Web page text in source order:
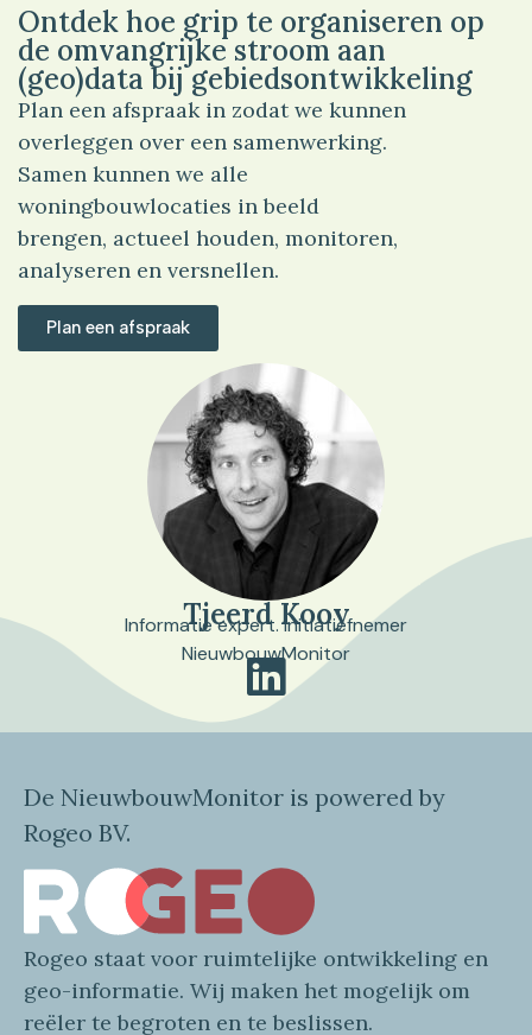
Ontdek hoe grip te organiseren op
de omvangrijke stroom aan
(geo)data bij gebiedsontwikkeling
Plan een afspraak in zodat we kunnen
overleggen over een samenwerking.
Samen kunnen we alle
woningbouwlocaties in beeld
brengen, actueel houden, monitoren,
analyseren en versnellen.
Plan een afspraak
Tjeerd Kooy
Informatie expert. Initiatiefnemer
NieuwbouwMonitor
De NieuwbouwMonitor is powered by
Rogeo BV.
Rogeo staat voor ruimtelijke ontwikkeling en
geo-informatie. Wij maken het mogelijk om
reëler te begroten en te beslissen.